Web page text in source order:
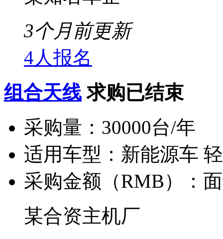
3个月前更新
4人报名
组合天线 求购已结束
采购量： 30000台/年
适用车型： 新能源车
采购金额（RMB）：
某合资主机厂